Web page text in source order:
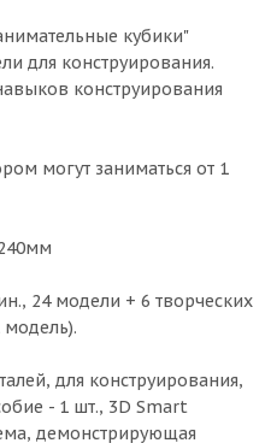
кубики"
для конструирования.
конструирования
могут заниматься от 1
24 модели + 6 творческих
модель).
для конструирования,
- 1 шт., 3D Smart
демонстрирующая